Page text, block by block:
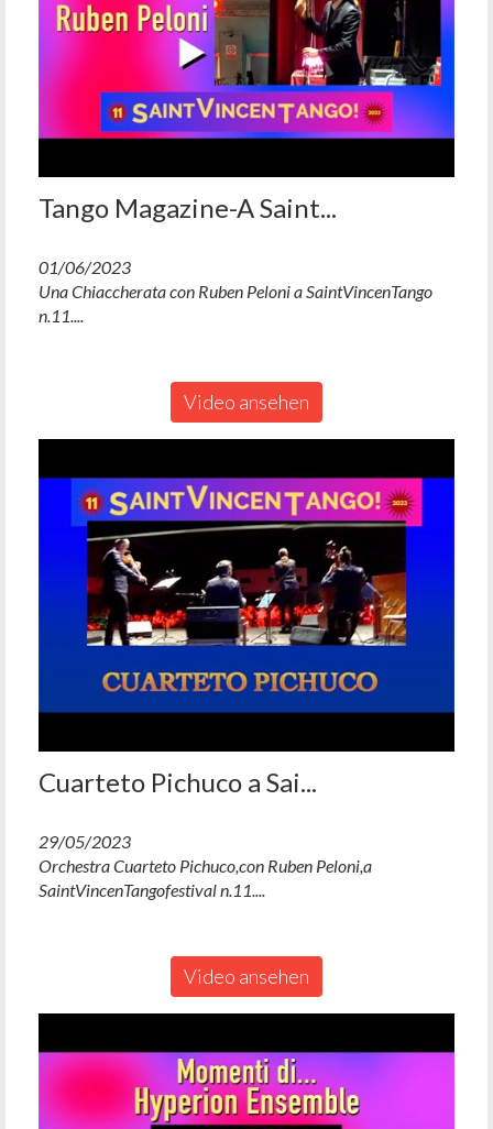
Tango Magazine-A Saint...
01/06/2023
Una Chiaccherata con Ruben Peloni a SaintVincenTango
n.11....
Video ansehen
Cuarteto Pichuco a Sai...
29/05/2023
Orchestra Cuarteto Pichuco,con Ruben Peloni,a
SaintVincenTangofestival n.11....
Video ansehen